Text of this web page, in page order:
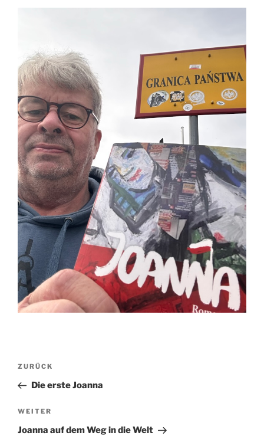
Beitragsnavigation
Vorheriger
Beitrag
ZURÜCK
Die erste Joanna
Nächster
Beitrag
WEITER
Joanna auf dem Weg in die Welt